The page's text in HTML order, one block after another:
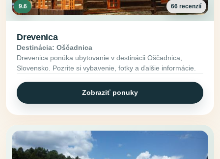
9.6 66 recenzií
Drevenica
Destinácia: Oščadnica
Drevenica ponúka ubytovanie v destinácii Oščadnica,
Slovensko. Pozrite si vybavenie, fotky a ďalšie informácie.
Zobraziť ponuky